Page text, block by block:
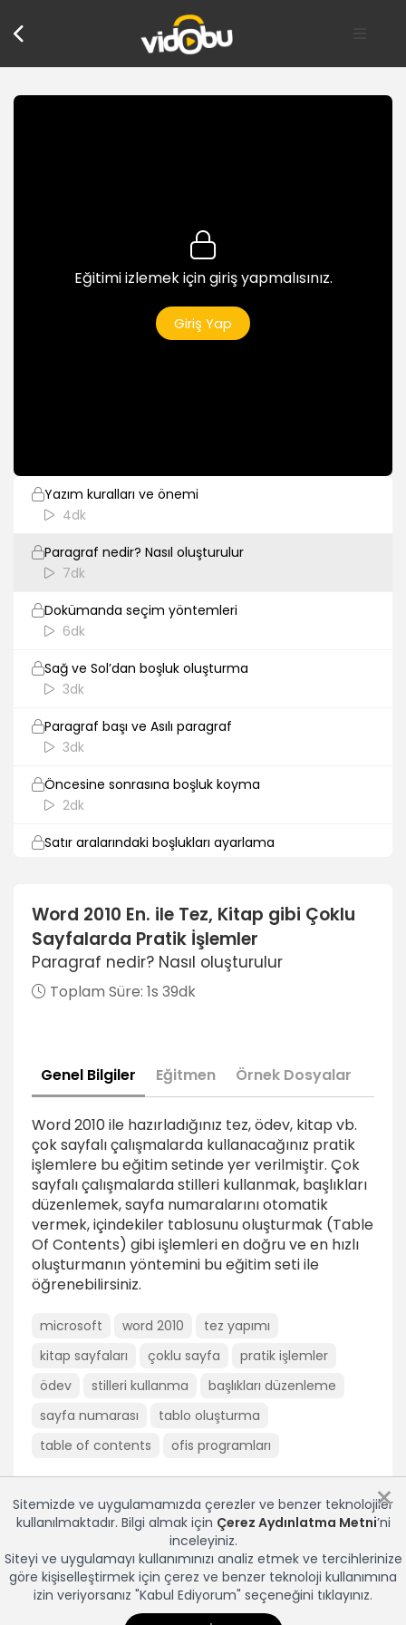
Eğitimi izlemek için giriş yapmalısınız.
Giriş Yap
Eğitime genel bakış
Yazım kuralları ve önemi
4dk
Paragraf nedir? Nasıl oluşturulur
7dk
Dokümanda seçim yöntemleri
6dk
Sağ ve Sol’dan boşluk oluşturma
3dk
Paragraf başı ve Asılı paragraf
3dk
Öncesine sonrasına boşluk koyma
2dk
Satır aralarındaki boşlukları ayarlama
Tek kalan satırları önleme
3dk
Sonraki paragraf ile birlikte hareket etme
2dk
2dk
Stiller ( Styles)
Tez ve Rapor hazırlarken dikkat edilmesi gerekenler
6dk
Hazır stiller ve özellikleri
4dk
Tez ve Raporda stil kullanmak
Kullanılan stilleri güncellemek
İçindekiler oluşturmak
İçindekiler tablosunu güncellemek
3dk
Sayfa Numarası Kullanmak ( Page Number)
Sayfa numarası eklemek
Word 2010 En. ile Tez, Kitap gibi Çoklu
Sayfalarda Pratik İşlemler
Paragraf nedir? Nasıl oluşturulur
Toplam Süre: 1s 39dk
Genel Bilgiler Eğitmen Örnek Dosyalar
Word 2010 ile hazırladığınız tez, ödev, kitap vb.
çok sayfalı çalışmalarda kullanacağınız pratik
işlemlere bu eğitim setinde yer verilmiştir. Çok
sayfalı çalışmalarda stilleri kullanmak, başlıkları
düzenlemek, sayfa numaralarını otomatik
vermek, içindekiler tablosunu oluşturmak (Table
Of Contents) gibi işlemleri en doğru ve en hızlı
oluşturmanın yöntemini bu eğitim seti ile
öğrenebilirsiniz.
microsoft word 2010
tez yapımı
kitap sayfaları
çoklu sayfa
pratik işlemler
ödev
stilleri kullanma
başlıkları düzenleme
sayfa numarası
tablo oluşturma
table of contents
ofis programları
×
Sitemizde ve uygulamamızda çerezler ve benzer teknolojiler
kullanılmaktadır. Bilgi almak için Çerez Aydınlatma Metni’ni
inceleyiniz.
Siteyi ve uygulamayı kullanımınızı analiz etmek ve tercihlerinize
göre kişiselleştirmek için çerez ve benzer teknoloji kullanımına
izin veriyorsanız "Kabul Ediyorum" seçeneğini tıklayınız.